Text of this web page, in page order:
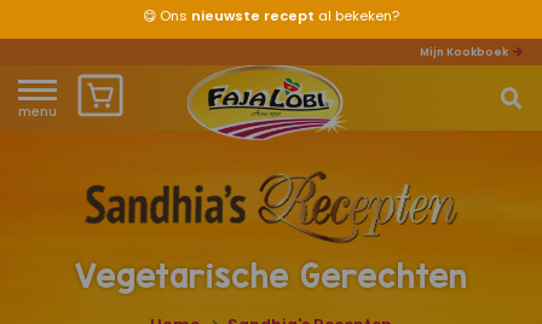
😋 Ons nieuwste recept al bekeken?
Mijn Kookboek
menu
Waar ben je naar op zoek?
Home
Over ons
Recepten
Vegetarische Gerechten